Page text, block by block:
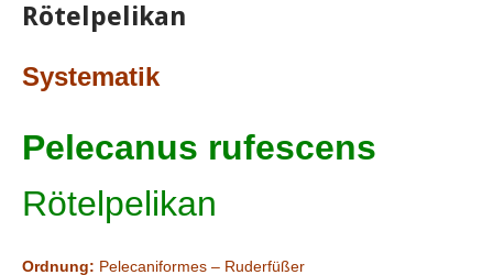
Rötelpelikan
Systematik
Pelecanus rufescens
Rötelpelikan
Ordnung: Pelecaniformes – Ruderfüßer